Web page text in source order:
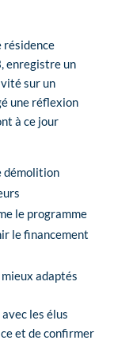
résidence
enregistre un
sur un
une réflexion
à ce jour
démolition
le programme
le financement
adaptés
les élus
et de confirmer